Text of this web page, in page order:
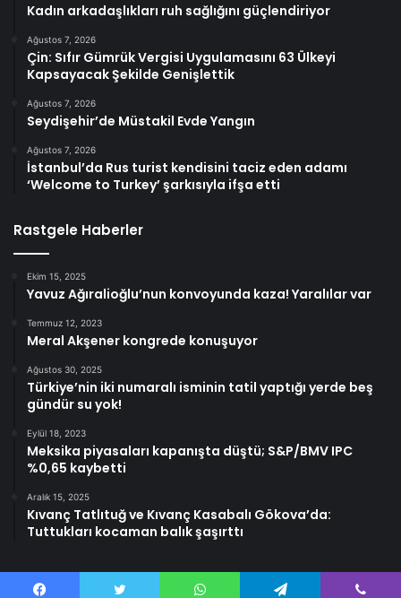
Kadın arkadaşlıkları ruh sağlığını güçlendiriyor
Ağustos 7, 2026
Çin: Sıfır Gümrük Vergisi Uygulamasını 63 Ülkeyi
Kapsayacak Şekilde Genişlettik
Ağustos 7, 2026
Seydişehir’de Müstakil Evde Yangın
Ağustos 7, 2026
İstanbul’da Rus turist kendisini taciz eden adamı
‘Welcome to Turkey’ şarkısıyla ifşa etti
Rastgele Haberler
Ekim 15, 2025
Yavuz Ağıralioğlu’nun konvoyunda kaza! Yaralılar var
Temmuz 12, 2023
Meral Akşener kongrede konuşuyor
Ağustos 30, 2025
Türkiye’nin iki numaralı isminin tatil yaptığı yerde beş
gündür su yok!
Eylül 18, 2023
Meksika piyasaları kapanışta düştü; S&P/BMV IPC
%0,65 kaybetti
Aralık 15, 2025
Kıvanç Tatlıtuğ ve Kıvanç Kasabalı Gökova’da:
Tuttukları kocaman balık şaşırttı